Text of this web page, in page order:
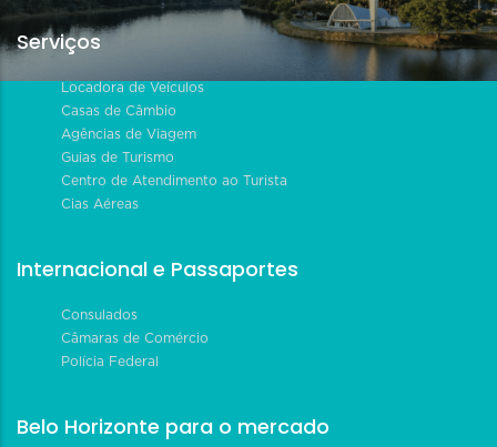
Serviços
Locadora de Veículos
Casas de Câmbio
Agências de Viagem
Guias de Turismo
Centro de Atendimento ao Turista
Cias Aéreas
Internacional e Passaportes
Consulados
Câmaras de Comércio
Polícia Federal
Belo Horizonte para o mercado